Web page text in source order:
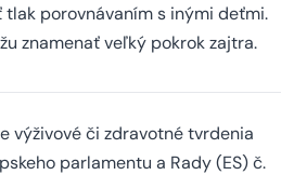
porovnávaním s inými deťmi.
znamenať veľký pokrok zajtra.
výživové či zdravotné tvrdenia
parlamentu a Rady (ES) č.